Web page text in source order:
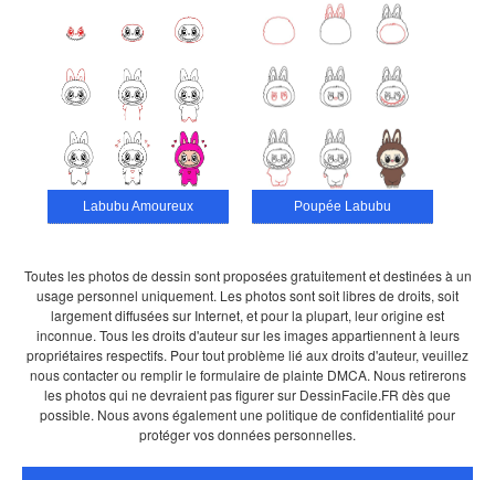
Labubu Amoureux Poupée Labubu
Toutes les photos de dessin sont proposées gratuitement et destinées à un
usage personnel uniquement. Les photos sont soit libres de droits, soit
largement diffusées sur Internet, et pour la plupart, leur origine est
inconnue. Tous les droits d'auteur sur les images appartiennent à leurs
propriétaires respectifs. Pour tout problème lié aux droits d'auteur, veuillez
nous contacter ou remplir le formulaire de plainte DMCA. Nous retirerons
les photos qui ne devraient pas figurer sur DessinFacile.FR dès que
possible. Nous avons également une politique de confidentialité pour
protéger vos données personnelles.